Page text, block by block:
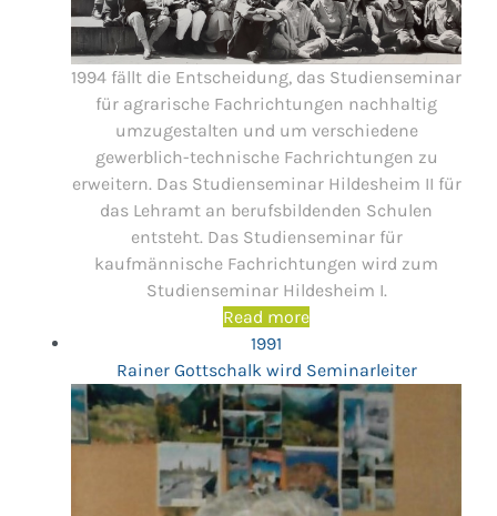
1994 fällt die Entscheidung, das Studienseminar
für agrarische Fachrichtungen nachhaltig
umzugestalten und um verschiedene
gewerblich-technische Fachrichtungen zu
erweitern. Das Studienseminar Hildesheim II für
das Lehramt an berufsbildenden Schulen
entsteht. Das Studienseminar für
kaufmännische Fachrichtungen wird zum
Studienseminar Hildesheim I.
Read more
1991
Rainer Gottschalk wird Seminarleiter